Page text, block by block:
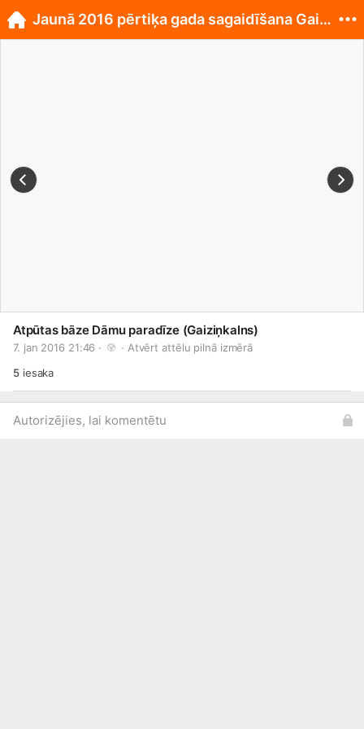
Atpūtas bāze Dāmu paradīze (Gaiziņkalns)
7. jan 2016 21:46 · · Atvērt attēlu pilnā izmērā
5iesaka
Autorizējies, lai komentētu
Jaunā 2016 pērtiķa gada sagaidīšana Gaiziņkalnā